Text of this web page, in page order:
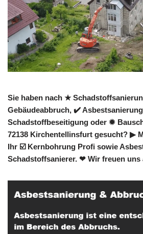
Sie haben nach ★
Gebäudeabbruch, ✔️
Schadstoffbeseitigung oder ✹
72138 Kirchentellinsfurt gesucht? ▶︎
Ihr ☑️ Kernbohrung Profi sowie
Schadstoffsanierer. ❤ Wir freuen